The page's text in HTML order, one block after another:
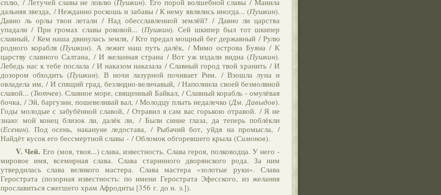
сплю, / Летучей славы не ловлю (Пушкин). Его порой волшебной славы / Манила
дальняя звезда, / Нежданно роскошь и забавы / К нему являлись иногда... (Пушкин).
Давно ль орлы твои летали / Над обесславленной землёй? / Давно ли царства
упадали / При громах славы роковой... (Пушкин). Сей шкипер был тот шкипер
славный, / Кем наша двинулась земля, / Кто предал мощный бег державный / Рулю
родного корабля (Пушкин). А лежит наш путь далёк, / Мимо острова Буяна / К
царству славного Салтана, / И желанная страна / Вот уж издали видна (Пушкин).
Лебедь нас к тебе послала / И наказом наказала / Славный город твой хранить / И
дозором обходить (Пушкин). В ночи лазурной почивает Рим. / Взошла луна и
овладела им, / И спящий град, безлюдно-величавый, / Наполнила своей безмолвной
славой... (Тютчев). Славное море, священный Байкал, / Славный корабль - омулёвая
бочка, / Эй, баргузин, пошевеливай вал, / Молодцу плыть недалечко (Дм.Давыдов).
Годы молодые с забубённой славой, / Отравил я сам вас горькою отравой. / Я не
знаю: мой конец близок ли, далёк ли, / Были синие глаза, да теперь поблёкли
(Есенин). Под осень, накануне ледостава, / Рыбачий бот, уйдя на промысла, /
Найдёт кусок его бессмертной славы - / Обломок обгоревшего крыла (Симонов).
V. Чей. Его (моя, твоя...) слава, известность. Слава героя, полководца. У него -
мировое имя, всемирная слава. Слава старинного дворянского рода. За ним
утвердилась слава великого мастера. Слава мастера «золотые руки». Слава
Герострата (позорная известность: по имени Герострата Эфесского, из желания
прославиться сжегшего храм Афродиты [356 г. до н. э.]).